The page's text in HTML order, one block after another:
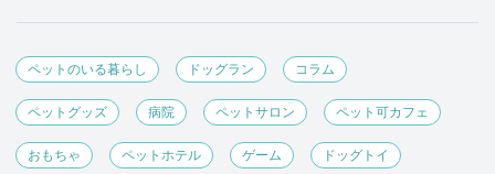
ペットのいる暮らし ドッグラン コラム
ペットグッズ 病院 ペットサロン ペット可カフェ
おもちゃ ペットホテル ゲーム ドッグトイ